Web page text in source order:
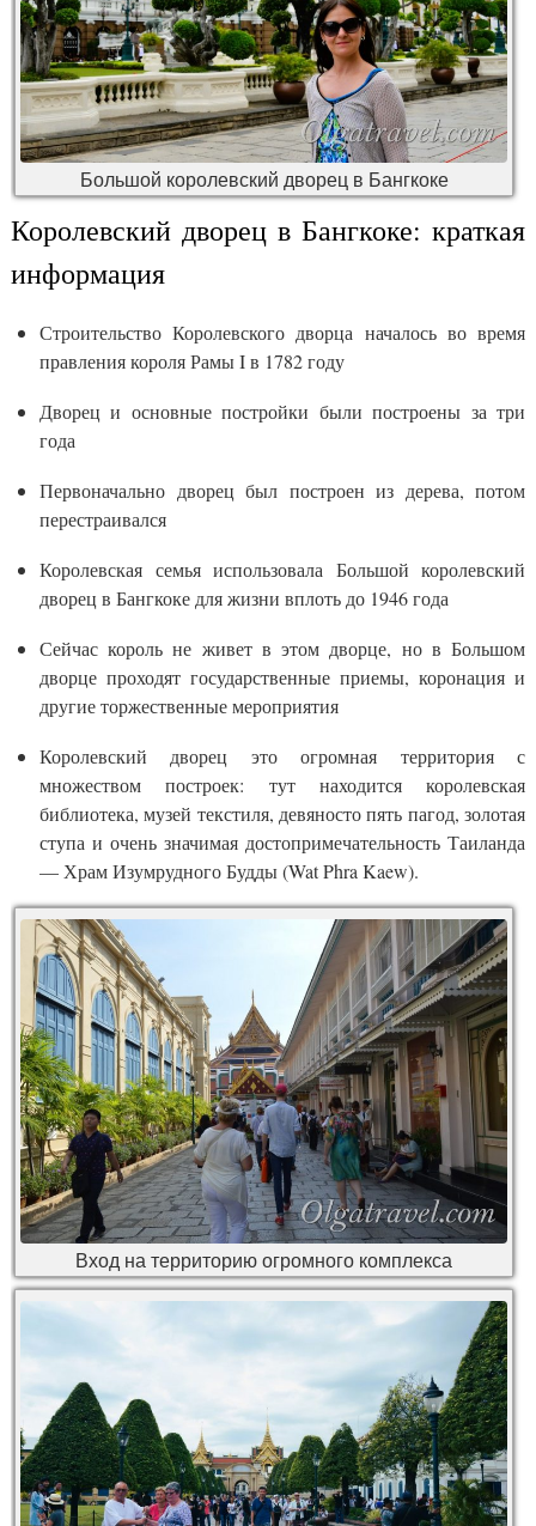
Большой королевский дворец в Бангкоке
Королевский дворец в Бангкоке: краткая
информация
Строительство Королевского дворца началось во время
правления короля Рамы I в 1782 году
Дворец и основные постройки были построены за три
года
Первоначально дворец был построен из дерева, потом
перестраивался
Королевская семья использовала Большой королевский
дворец в Бангкоке для жизни вплоть до 1946 года
Сейчас король не живет в этом дворце, но в Большом
дворце проходят государственные приемы, коронация и
другие торжественные мероприятия
Королевский дворец это огромная территория с
множеством построек: тут находится королевская
библиотека, музей текстиля, девяносто пять пагод, золотая
ступа и очень значимая достопримечательность Таиланда
— Храм Изумрудного Будды (Wat Phra Kaew).
Вход на территорию огромного комплекса